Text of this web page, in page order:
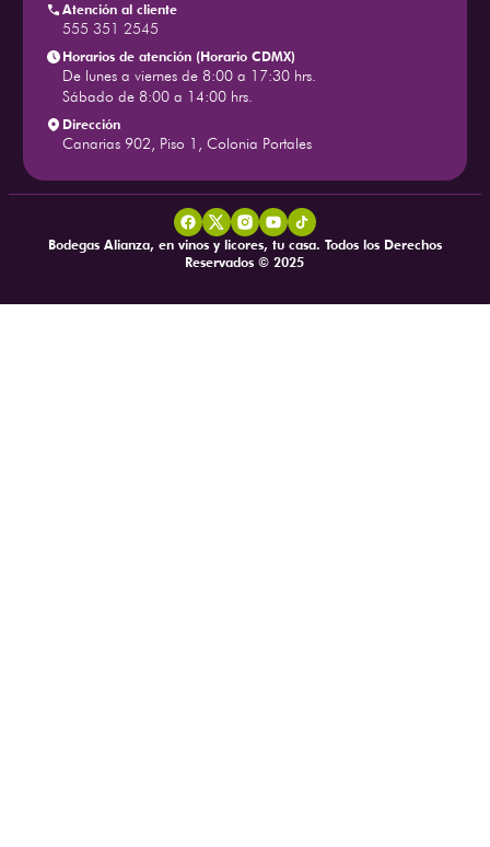
Atención al cliente
555 351 2545
Horarios de atención (Horario CDMX)
De lunes a viernes de 8:00 a 17:30 hrs.
Sábado de 8:00 a 14:00 hrs.
Dirección
Canarias 902, Piso 1, Colonia Portales
Bodegas Alianza, en vinos y licores, tu casa. Todos los Derechos
Reservados © 2025